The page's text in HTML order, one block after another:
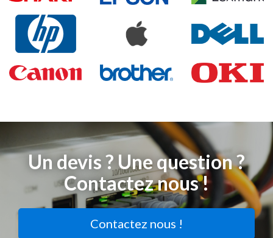
Un devis ? Une question ?
Contactez nous !
Contactez nous !